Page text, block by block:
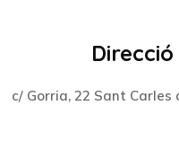
Direcció
c/ Gorria, 22 Sant